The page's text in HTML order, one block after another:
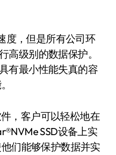
度，但是所有公司环
高级别的数据保护。
有最小性能失真的容
，客户可以轻松地在
SSD设备上实
们能够保护数据并实